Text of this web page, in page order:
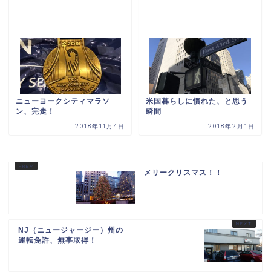
ニューヨークシティマラソ
ン、完走！
2018年11月4日
米国暮らしに慣れた、と思う
瞬間
2018年2月1日
メリークリスマス！！
NJ（ニュージャージー）州の
運転免許、無事取得！